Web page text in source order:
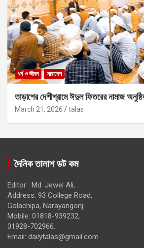
ধর্ম ও জীবন সারাদেশ
তাড়াশের দেশীগ্রামে ঈদুল ফিতরের নামাজ
March 21, 2026 talas
দৈনিক তালাশ ডট কম
Editor : Md. Jewel Ali,
Address: 93 College Road,
Golachipa, Narayangonj.
Mobile: 01818-939232,
01928-702966.
Email: dailytalas@gmail.com